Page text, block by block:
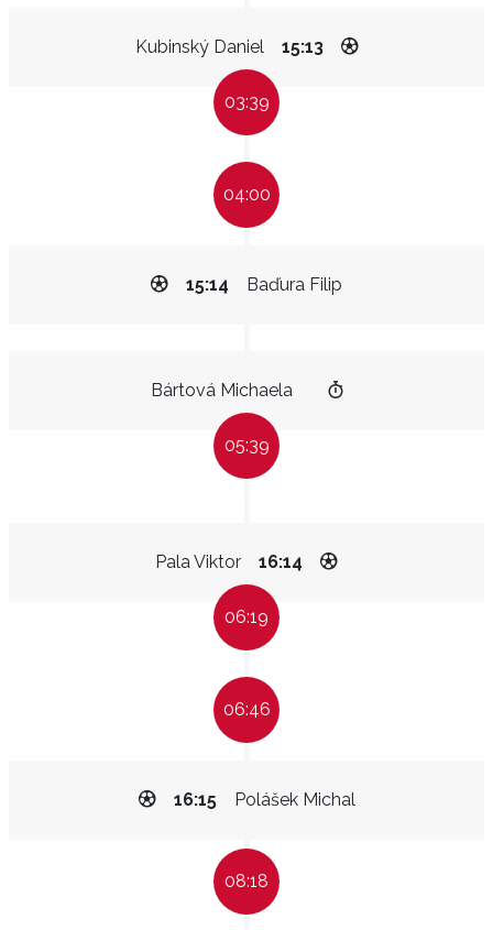
Kubinský Daniel 15:13
03:39
04:00
Baďura Filip
15:14
Bártová Michaela
05:39
Pala Viktor 16:14
06:19
06:46
Polášek Michal
16:15
08:18